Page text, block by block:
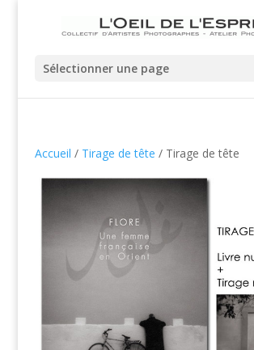
Sélectionner une page
Accueil / Tirage de tête / Tirage de tête